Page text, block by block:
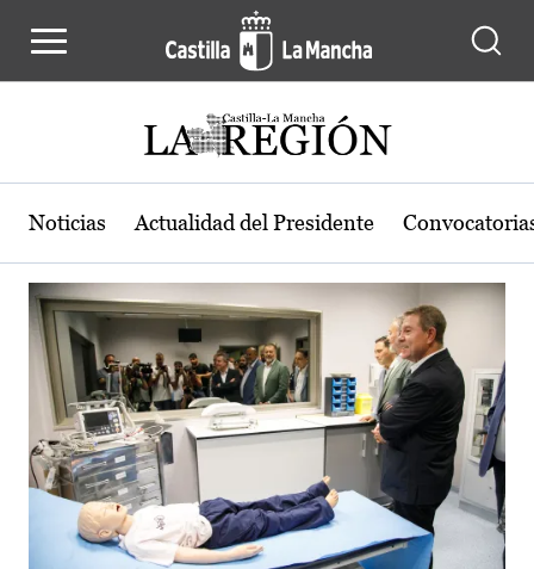
Actualidad de la región de Castilla-
Noticias Actualidad del Presidente